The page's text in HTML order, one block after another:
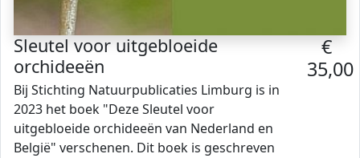
Sleutel voor uitgebloeide
orchideeën
Bij Stichting Natuurpublicaties Limburg is in
2023 het boek "Deze Sleutel voor
uitgebloeide orchideeën van Nederland en
België" verschenen. Dit boek is geschreven
€
35,00